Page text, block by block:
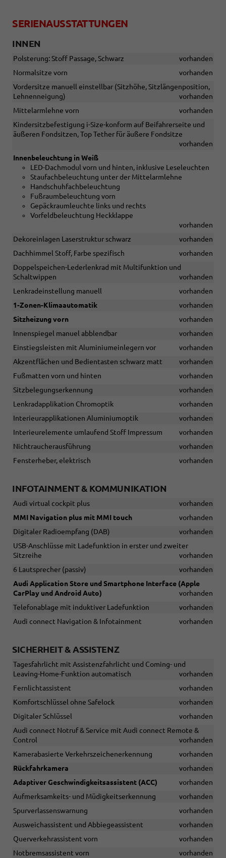
SERIENAUSSTATTUNGEN
INNEN
Polsterung: Stoff Passage, Schwarz
vorhanden
Normalsitze vorn
vorhanden
Vordersitze manuell einstellbar (Sitzhöhe, Sitzlängenposition,
Lehnenneigung)
vorhanden
Mittelarmlehne vorn
vorhanden
Kindersitzbefestigung i-Size-konform auf Beifahrerseite und
äußeren Fondsitzen, Top Tether für äußere Fondsitze
vorhanden
Innenbeleuchtung in Weiß
LED-Dachmodul vorn und hinten, inklusive Leseleuchten
Staufachbeleuchtung unter der Mittelarmlehne
Handschuhfachbeleuchtung
Fußraumbeleuchtung vorn
Gepäckraumleuchte links und rechts
Vorfeldbeleuchtung Heckklappe
vorhanden
Dekoreinlagen Laserstruktur schwarz
vorhanden
Dachhimmel Stoff, Farbe spezifisch
vorhanden
Doppelspeichen-Lederlenkrad mit Multifunktion und
Schaltwippen
vorhanden
Lenkradeinstellung manuell
vorhanden
1-Zonen-Klimaautomatik
vorhanden
Sitzheizung vorn
vorhanden
Innenspiegel manuel abblendbar
vorhanden
Einstiegsleisten mit Aluminiumeinlegern vor
vorhanden
Akzentflächen und Bedientasten schwarz matt
vorhanden
Fußmatten vorn und hinten
vorhanden
Sitzbelegungserkennung
vorhanden
Lenkradapplikation Chromoptik
vorhanden
Interieurapplikationen Aluminiumoptik
vorhanden
Interieurelemente umlaufend Stoff Impressum
vorhanden
Nichtraucherausführung
vorhanden
Fensterheber, elektrisch
vorhanden
INFOTAINMENT & KOMMUNIKATION
Audi virtual cockpit plus
vorhanden
MMI Navigation plus mit MMI touch
vorhanden
Digitaler Radioempfang (DAB)
vorhanden
USB-Anschlüsse mit Ladefunktion in erster und zweiter
Sitzreihe
vorhanden
6 Lautsprecher (passiv)
vorhanden
Audi Application Store und Smartphone Interface (Apple
CarPlay und Android Auto)
vorhanden
Telefonablage mit induktiver Ladefunktion
vorhanden
Audi connect Navigation & Infotainment
vorhanden
SICHERHEIT & ASSISTENZ
Tagesfahrlicht mit Assistenzfahrlicht und Coming- und
Leaving-Home-Funktion automatisch
vorhanden
Fernlichtassistent
vorhanden
Komfortschlüssel ohne Safelock
vorhanden
Digitaler Schlüssel
vorhanden
Audi connect Notruf & Service mit Audi connect Remote &
Control
vorhanden
Kamerabasierte Verkehrszeichenerkennung
vorhanden
Rückfahrkamera
vorhanden
Adaptiver Geschwindigkeitsassistent (ACC)
vorhanden
Aufmerksamkeits- und Müdigkeitserkennung
vorhanden
Spurverlassenswarnung
vorhanden
Ausweichassistent und Abbiegeassistent
vorhanden
Querverkehrassistent vorn
vorhanden
Notbremsassistent vorn
vorhanden